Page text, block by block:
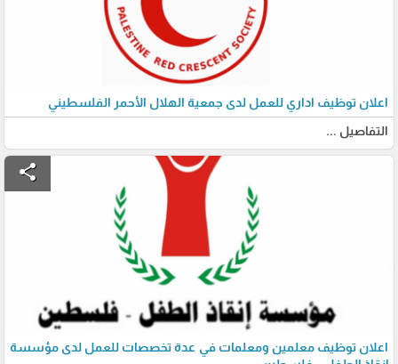
اعلان توظيف اداري للعمل لدى جمعية الهلال الأحمر الفلسطيني
التفاصيل ...
share
اعلان توظيف معلمين ومعلمات في عدة تخصصات للعمل لدى مؤسسة